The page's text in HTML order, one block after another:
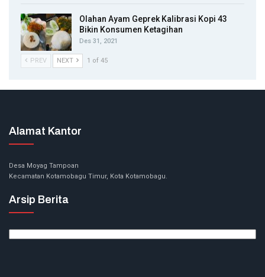
Olahan Ayam Geprek Kalibrasi Kopi 43
Bikin Konsumen Ketagihan
Des 31, 2021
PREV NEXT 1 of 45
Alamat Kantor
Desa Moyag Tampoan
Kecamatan Kotamobagu Timur, Kota Kotamobagu.
Arsip Berita